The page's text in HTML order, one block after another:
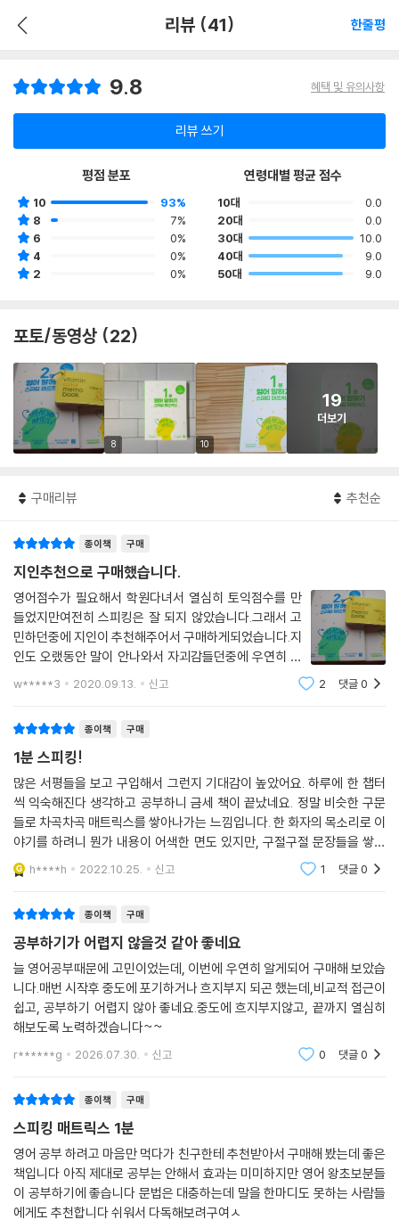
리뷰 (41) 한줄평
9.8 혜택 및 유의사항
리뷰 쓰기
평점 분포
10
93%
8
7%
6
0%
4
0%
2
0%
연령대별 평균 점수
10대
0.0
20대
0.0
30대
10.0
40대
9.0
50대
9.0
포토/동영상 (22)
8 10
19
더보기
구매리뷰 추천순
종이책 구매
지인추천으로 구매했습니다.
영어점수가 필요해서 학원다녀서 열심히 토익점수를 만
들었지만여전히 스피킹은 잘 되지 않았습니다.그래서 고
민하던중에 지인이 추천해주어서 구매하게되었습니다.지
인도 오랬동안 말이 안나와서 자괴감들던중에 우연히 알
게 되었다면서 추천해주었습니다.저는 어느정도 영어점
w*****3 2020.09.13. 신고 2 댓글0
종이책 구매
1분 스피킹!
많은 서평들을 보고 구입해서 그런지 기대감이 높았어요. 하루에 한 챕터
씩 익숙해진다 생각하고 공부하니 금세 책이 끝났네요. 정말 비슷한 구문
들로 차곡차곡 매트릭스를 쌓아나가는 느낌입니다. 한 화자의 목소리로 이
야기를 하려니 뭔가 내용이 어색한 면도 있지만, 구절구절 문장들을 쌓아
가는게 우선이니 크게 거슬리지 않습니다. 복습파트가 중간중간 있어서 되
돌아보며 정리하기
h****h 2022.10.25. 신고 1 댓글0
종이책 구매
공부하기가 어렵지 않을것 같아 좋네요
늘 영어공부때문에 고민이었는데, 이번에 우연히 알게되어 구매해 보았습
니다.매번 시작후 중도에 포기하거나 흐지부지 되곤 했는데,비교적 접근이
쉽고, 공부하기 어렵지 않아 좋네요.중도에 흐지부지않고, 끝까지 열심히
해보도록 노력하겠습니다~~
r******g 2026.07.30. 신고 0 댓글0
종이책 구매
스피킹 매트릭스 1분
영어 공부 하려고 마음만 먹다가 친구한테 추천받아서 구매해 봤는데 좋은
책입니다 아직 제대로 공부는 안해서 효과는 미미하지만 영어 왕초보분들
이 공부하기에 좋습니다 문법은 대충하는데 말을 한마디도 못하는 사람들
에게도 추천합니다 쉬워서 다독해보려구여ㅅ